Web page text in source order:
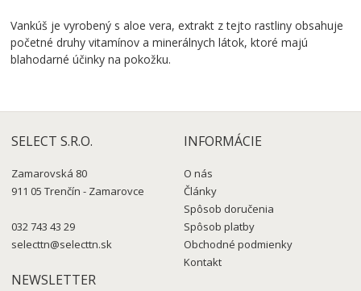
Vankúš je vyrobený s aloe vera,extrakt ztejto rastliny obsahuje
početné druhy vitamínov a minerálnych látok, ktoré majú
blahodarné účinky na pokožku.
SELECT S.R.O.
Zamarovská 80
911 05 Trenčín - Zamarovce
032 743 43 29
selecttn@selecttn.sk
INFORMÁCIE
O nás
Články
Spôsob doručenia
Spôsob platby
Obchodné podmienky
Kontakt
NEWSLETTER